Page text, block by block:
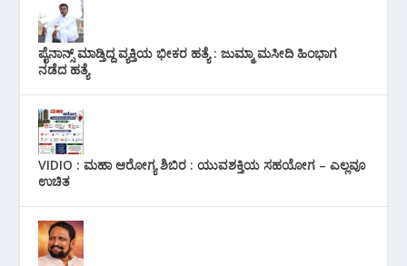
ಪೈನಾನ್ಸ್ ಮಾಡ್ತಿದ್ದ ವ್ಯಕ್ತಿಯ ಭೀಕರ‌ ಹತ್ಯೆ : ಜುಮ್ಮಾ ಮಸೀದಿ ಹಿಂಭಾಗ
ನಡೆದ ಹತ್ಯೆ
VIDIO : ಮಹಾ ಆರೋಗ್ಯ ಶಿಬಿರ : ಯುವಶಕ್ತಿಯ ಸಹಯೋಗ – ಎಲ್ಲವೂ
ಉಚಿತ